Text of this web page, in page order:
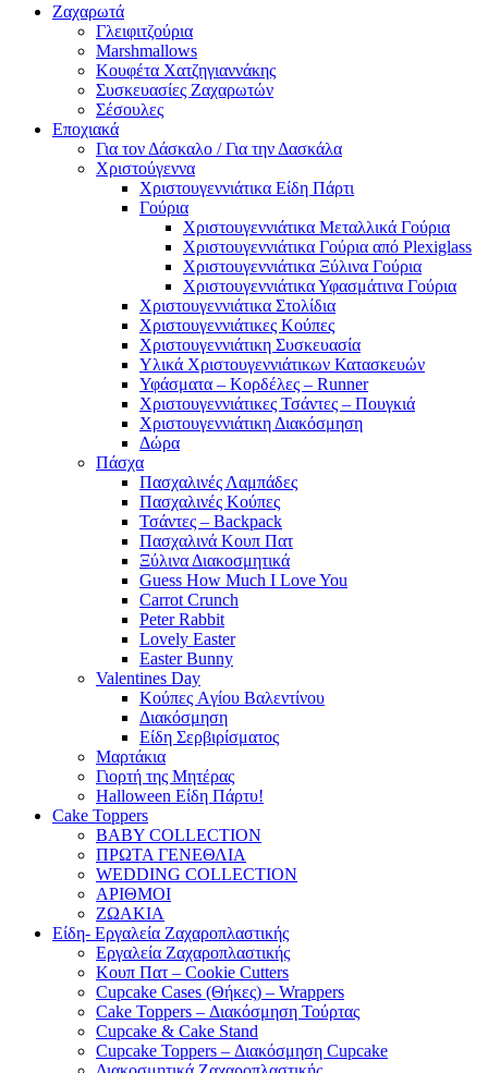
Ζαχαρωτά
Γλειφιτζούρια
Marshmallows
Κουφέτα Χατζηγιαννάκης
Συσκευασίες Ζαχαρωτών
Σέσουλες
Εποχιακά
Για τον Δάσκαλο / Για την Δασκάλα
Χριστούγεννα
Χριστουγεννιάτικα Είδη Πάρτι
Γούρια
Χριστουγεννιάτικα Μεταλλικά Γούρια
Χριστουγεννιάτικα Γούρια από Plexiglass
Χριστουγεννιάτικα Ξύλινα Γούρια
Χριστουγεννιάτικα Υφασμάτινα Γούρια
Χριστουγεννιάτικα Στολίδια
Χριστουγεννιάτικες Κούπες
Χριστουγεννιάτικη Συσκευασία
Υλικά Χριστουγεννιάτικων Κατασκευών
Υφάσματα – Κορδέλες – Runner
Χριστουγεννιάτικες Τσάντες – Πουγκιά
Χριστουγεννιάτικη Διακόσμηση
Δώρα
Πάσχα
Πασχαλινές Λαμπάδες
Πασχαλινές Κούπες
Τσάντες – Backpack
Πασχαλινά Κουπ Πατ
Ξύλινα Διακοσμητικά
Guess How Much I Love You
Carrot Crunch
Peter Rabbit
Lovely Easter
Easter Bunny
Valentines Day
Κούπες Aγίου Βαλεντίνου
Διακόσμηση
Είδη Σερβιρίσματος
Μαρτάκια
Γιορτή της Μητέρας
Halloween Είδη Πάρτυ!
Cake Toppers
BABY COLLECTION
ΠΡΩΤΑ ΓΕΝΕΘΛΙΑ
WEDDING COLLECTION
ΑΡΙΘΜΟΙ
ΖΩΑΚΙΑ
Είδη- Εργαλεία Ζαχαροπλαστικής
Εργαλεία Ζαχαροπλαστικής
Κουπ Πατ – Cookie Cutters
Cupcake Cases (Θήκες) – Wrappers
Cake Toppers – Διακόσμηση Τούρτας
Cupcake & Cake Stand
Cupcake Toppers – Διακόσμηση Cupcake